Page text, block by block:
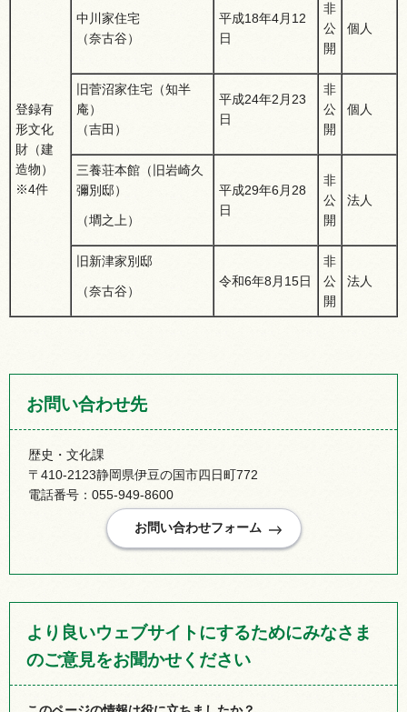
登録有
形文化
財（建
造物）
※4件
中川家住宅
（奈古谷）
平成18年4月12
日
非
公
開
個人
旧菅沼家住宅（知半
庵）
（吉田）
平成24年2月23
日
非
公
開
個人
三養荘本館（旧岩崎久
彌別邸）
（墹之上）
平成29年6月28
日
非
公
開
法人
旧新津家別邸
（奈古谷）
令和6年8月15日
非
公
開
法人
お問い合わせ先
歴史・文化課
〒410-2123静岡県伊豆の国市四日町772
電話番号：055-949-8600
より良いウェブサイトにするためにみなさま
のご意見をお聞かせください